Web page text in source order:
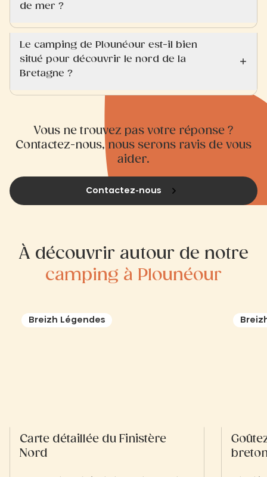
de mer ?
Le camping de Plounéour est-il bien
situé pour découvrir le nord de la
Bretagne ?
Vous ne trouvez pas votre réponse ?
Contactez-nous, nous serons ravis de vous
aider.
Contactez-nous
À découvrir autour de notre
camping à Plounéour
Breizh Légendes
Carte détaillée du Finistère
Nord